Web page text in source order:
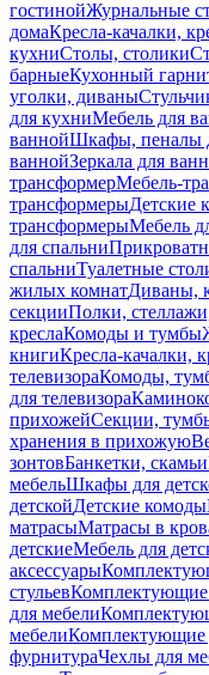
гостинойЖурнальные
домаКресла-качалки,
кухниСтолы, столики
барныеКухонный
уголки, диваны
для кухниМебель для
ваннойШкафы, пеналы
ваннойЗеркала для
трансформерМебель-
трансформерыДетские
трансформерыМебель
для спальни
спальниТуалетные
жилых комнатДиваны,
секцииПолки,
креслаКомоды и тумбы
книгиКресла-качалки,
телевизораКомоды,
для телевизора
прихожейСекции,
хранения в прихожую
зонтовБанкетки, скамьи
мебельШкафы для
детскойДетские комоды
матрасыМатрасы в
детскиеМебель для
аксессуары
стульевКомплектующие
для мебели
мебелиКомплектующие
фурнитураЧехлы для